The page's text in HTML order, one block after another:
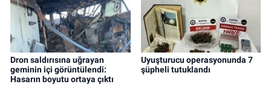
Dron saldırısına uğrayan
geminin içi görüntülendi:
Hasarın boyutu ortaya çıktı
Uyuşturucu operasyonunda 7
şüpheli tutuklandı